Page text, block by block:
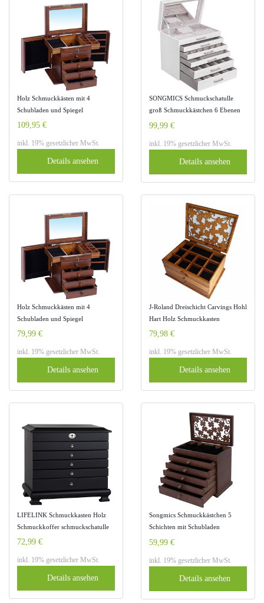
Holz Schmuckkästen mit 4
Schubladen und Spiegel
Schmuckkoffer Schmuckschatulle
Brown
109,95 €
inkl. 19% gesetzlicher MwSt.
Details ansehen
SONGMICS Schmuckschatulle
groß Schmuckkästchen 6 Ebenen
mit 5 Schubladen Spiegel Weiß
99,99 €
inkl. 19% gesetzlicher MwSt.
Details ansehen
Holz Schmuckkästen mit 4
Schubladen und Spiegel
Schmuckschatulle Aufbewahrung
(BROWN)
79,99 €
inkl. 19% gesetzlicher MwSt.
Details ansehen
J-Roland Dreischicht Carvings Hohl
Hart Holz Schmuckkasten
Schmuckkoffer Schmuckkästchen
Samt
79,98 €
inkl. 19% gesetzlicher MwSt.
Details ansehen
LIFELINK Schmuckkasten Holz
Schmuckkoffer schmuckschatulle
mit 5 Schubladen DNM16
72,99 €
inkl. 19% gesetzlicher MwSt.
Details ansehen
Songmics Schmuckkästchen 5
Schichten mit Schubladen
Holz(MDF) dunkelbraun JBC56W
59,99 €
inkl. 19% gesetzlicher MwSt.
Details ansehen